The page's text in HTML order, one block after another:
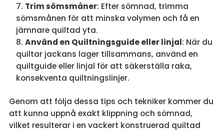
Trim sömsmåner: Efter sömnad, trimma
sömsmånen för att minska volymen och få en
jämnare quiltad yta.
Använd en Quiltningsguide eller linjal: När du
quiltar jackans lager tillsammans, använd en
quiltguide eller linjal för att säkerställa raka,
konsekventa quiltningslinjer.
Genom att följa dessa tips och tekniker kommer du
att kunna uppnå exakt klippning och sömnad,
vilket resulterar i en vackert konstruerad quiltad